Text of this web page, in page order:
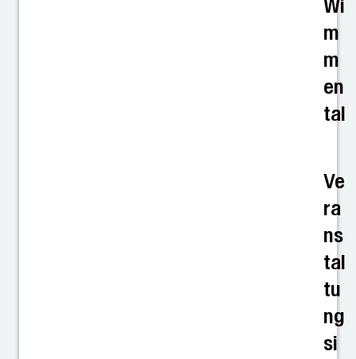
Wi
m
m
en
tal
Ve
ra
ns
tal
tu
ng
si